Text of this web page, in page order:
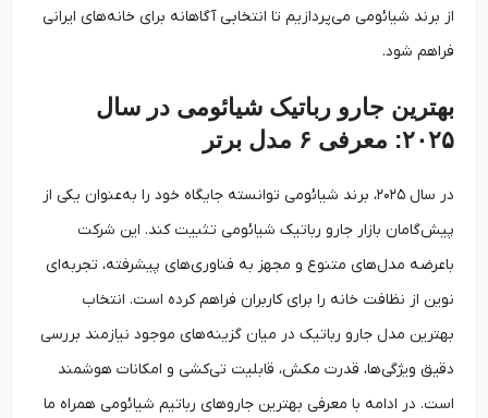
از برند شیائومی می‌پردازیم تا انتخابی آگاهانه برای خانه‌های ایرانی
فراهم شود.
بهترین جارو رباتیک شیائومی در سال
۲۰۲۵: معرفی ۶ مدل برتر
در سال ۲۰۲۵، برند شیائومی توانسته جایگاه خود را به‌عنوان یکی از
پیش‌گامان بازار جارو رباتیک شیائومی تثبیت کند. این شرکت
باعرضه مدل‌های متنوع و مجهز به فناوری‌های پیشرفته، تجربه‌ای
نوین از نظافت خانه را برای کاربران فراهم کرده است. انتخاب
بهترین مدل جارو رباتیک در میان گزینه‌های موجود نیازمند بررسی
دقیق ویژگی‌ها، قدرت مکش، قابلیت تی‌کشی و امکانات هوشمند
است. در ادامه با معرفی بهترین جاروهای رباتیم شیائومی همراه ما